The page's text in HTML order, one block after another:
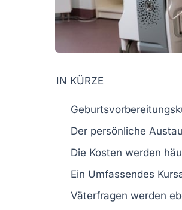
IN KÜRZE
Der persönliche
Die Kosten werden
Ein Umfassendes
Väterfragen werden